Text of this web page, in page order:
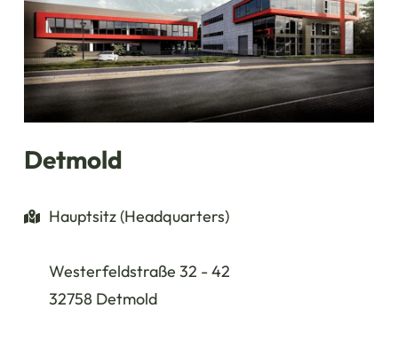
Detmold
Hauptsitz (Headquarters)
Westerfeldstraße 32 - 42
32758 Detmold